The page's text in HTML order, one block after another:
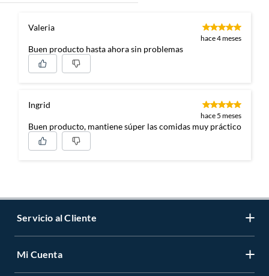
Valeria
hace 4 meses
Buen producto hasta ahora sin problemas
Ingrid
hace 5 meses
Buen producto, mantiene súper las comidas muy práctico
Servicio al Cliente
Contáctanos
Mi Cuenta